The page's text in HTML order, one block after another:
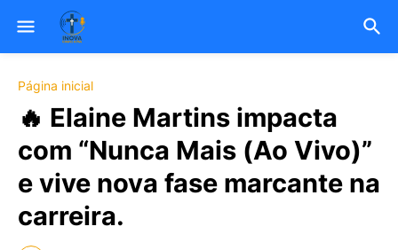
Página inicial
🔥 Elaine Martins impacta
com “Nunca Mais (Ao Vivo)”
e vive nova fase marcante na
carreira.